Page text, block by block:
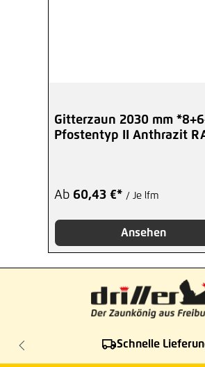
Gitterzaun 2030 mm
Pfostentyp II Anthrazit
Ab 60,43 €* / Je lfm
Ansehen
Schnelle